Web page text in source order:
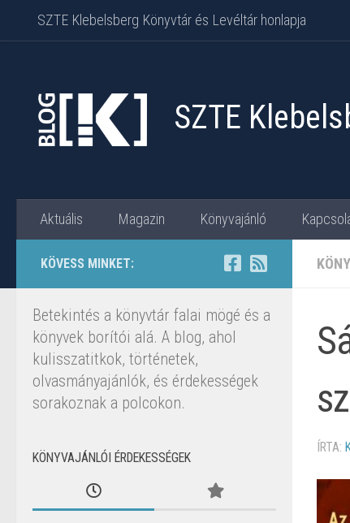
Skip to content
SZTE Klebelsberg Könyvtár és Levéltár honlapja
SZTE
Aktuális Magazin Könyvajánló
ÍRTA:
KÖVESS MINKET:
Betekintés a könyvtár falai mögé és a
könyvek borítói alá. A blog, ahol
kulisszatitkok, történetek,
olvasmányajánlók, és érdekességek
sorakoznak a polcokon.
KÖNYVAJÁNLÓI ÉRDEKESSÉGEK